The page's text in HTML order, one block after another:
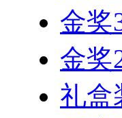
金奖
金奖
礼盒